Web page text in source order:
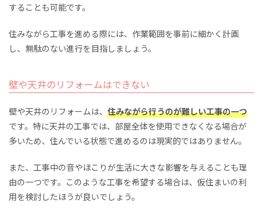
することも可能です。
住みながら工事を進める際には、作業範囲を事前に細かく計画
し、無駄のない進行を目指しましょう。
壁や天井のリフォームはできない
壁や天井のリフォームは、 住みながら行うのが難しい工事の一つ
です。特に天井の工事では、部屋全体を使用できなくなる場合が
多いため、住んでいる状態で進めるのは現実的ではありません。
また、工事中の音やほこりが生活に大きな影響を与えることも理
由の一つです。このような工事を希望する場合は、仮住まいの利
用を検討したほうが良いでしょう。